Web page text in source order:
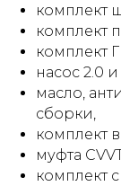
комплект
комплект
комплект
насос 2.0
масло,
сборки,
комплект
муфта
комплект